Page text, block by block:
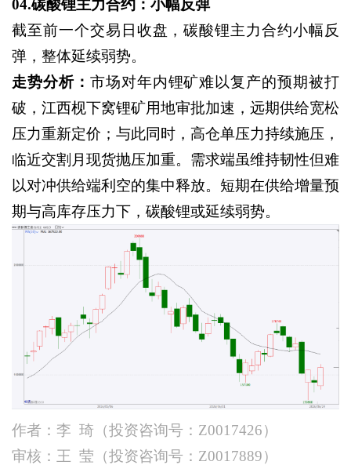
04.碳酸锂主力合约：小幅反弹
截至前一个交易日收盘，碳酸锂主力合约小幅反
弹，整体延续弱势。
走势分析： 市场对年内锂矿难以复产的预期被打
破，江西枧下窝锂矿用地审批加速，远期供给宽松
压力重新定价；与此同时，高仓单压力持续施压，
临近交割月现货抛压加重。需求端虽维持韧性但难
以对冲供给端利空的集中释放。短期在供给增量预
期与高库存压力下，碳酸锂或延续弱势。
作者：李 琦（投资咨询号： Z0017426）
审核：王 莹（投资咨询号： Z0017889）